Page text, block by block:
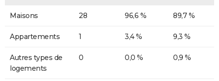
Maisons 28 96,6 % 89,7 %
Appartements 1 3,4 % 9,3 %
Autres types de
logements
0 0,0 % 0,9 %